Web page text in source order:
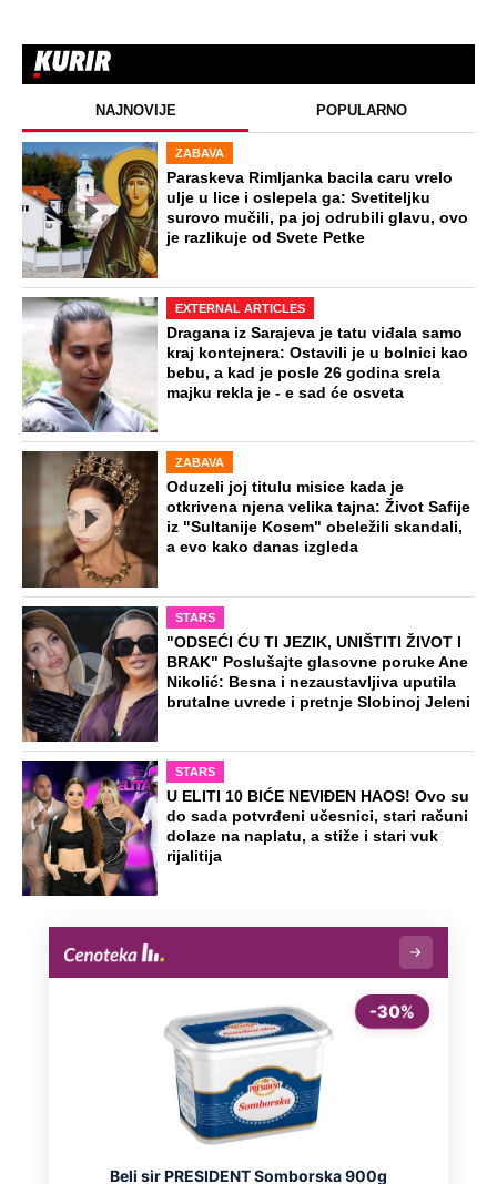
NAJNOVIJE POPULARNO
ZABAVA
Paraskeva Rimljanka bacila caru vrelo
ulje u lice i oslepela ga: Svetiteljku
surovo mučili, pa joj odrubili glavu, ovo
je razlikuje od Svete Petke
EXTERNAL ARTICLES
Dragana iz Sarajeva je tatu viđala samo
kraj kontejnera: Ostavili je u bolnici kao
bebu, a kad je posle 26 godina srela
majku rekla je - e sad će osveta
ZABAVA
Oduzeli joj titulu misice kada je
otkrivena njena velika tajna: Život Safije
iz "Sultanije Kosem" obeležili skandali,
a evo kako danas izgleda
STARS
"ODSEĆI ĆU TI JEZIK, UNIŠTITI ŽIVOT I
BRAK" Poslušajte glasovne poruke Ane
Nikolić: Besna i nezaustavljiva uputila
brutalne uvrede i pretnje Slobinoj Jeleni
STARS
U ELITI 10 BIĆE NEVIĐEN HAOS! Ovo su
do sada potvrđeni učesnici, stari računi
dolaze na naplatu, a stiže i stari vuk
rijalitija